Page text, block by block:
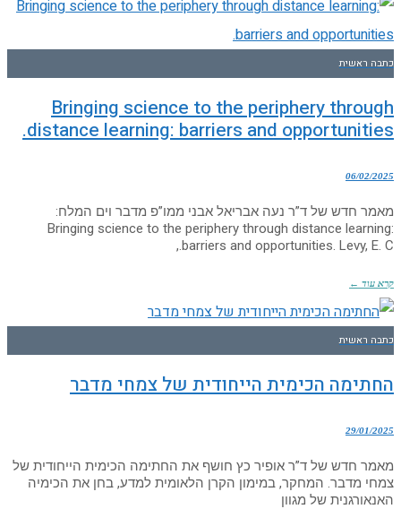
כתבה ראשית
Bringing science to the periphery through
distance learning: barriers and opportunities.
06/02/2025
מאמר חדש של ד”ר נעה אבריאל אבני ממו”פ מדבר וים המלח:
Bringing science to the periphery through distance learning:
barriers and opportunities. Levy, E. C.,
קרא עוד ←
כתבה ראשית
החתימה הכימית הייחודית של צמחי מדבר
29/01/2025
מאמר חדש של ד”ר אופיר כץ חושף את החתימה הכימית הייחודית של
צמחי מדבר. המחקר, במימון הקרן הלאומית למדע, בחן את הכימיה
האנאורגנית של מגוון